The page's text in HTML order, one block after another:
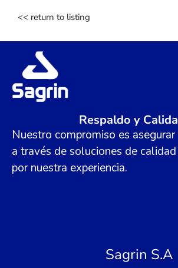
<< return to listing
Respaldo y
Nuestro compromiso es
a través de soluciones de
por nuestra experiencia.
Sagrin S.A